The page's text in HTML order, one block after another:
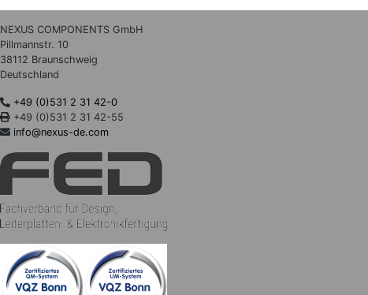
NEXUS COMPONENTS GmbH
Pillmannstr. 10
38112 Braunschweig
Deutschland
+49 (0)531 2 31 42-0
+49 (0)531 2 31 42-55
info@nexus-de.com